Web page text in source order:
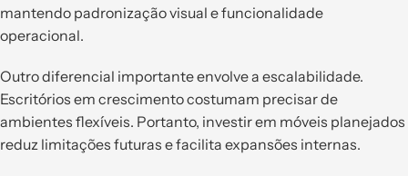
mantendo padronização visual e funcionalidade
operacional.
Outro diferencial importante envolve a escalabilidade.
Escritórios em crescimento costumam precisar de
ambientes flexíveis. Portanto, investir em móveis planejados
reduz limitações futuras e facilita expansões internas.